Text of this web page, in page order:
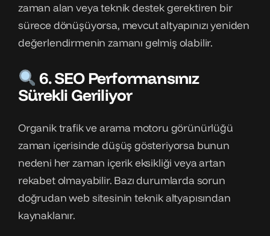
zaman alan veya teknik destek gerektiren bir
sürece dönüşüyorsa, mevcut altyapınızı yeniden
değerlendirmenin zamanı gelmiş olabilir.
6. SEO Performansınız
Sürekli Geriliyor
Organik trafik ve arama motoru görünürlüğü
zaman içerisinde düşüş gösteriyorsa bunun
nedeni her zaman içerik eksikliği veya artan
rekabet olmayabilir. Bazı durumlarda sorun
doğrudan web sitesinin teknik altyapısından
kaynaklanır.